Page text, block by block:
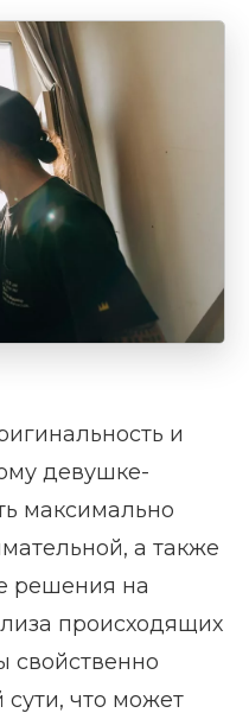
и
девушке-
максимально
а также
решения на
происходящих
свойственно
что может